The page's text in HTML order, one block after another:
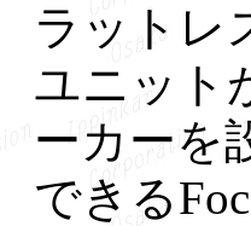
ラットレ
ユニット
ーカーを
できる